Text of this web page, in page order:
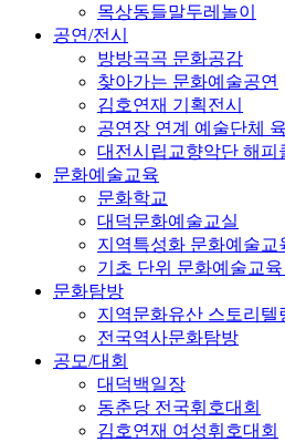
목상동들말두레놀이
공연/전시
방방곡곡 문화공감
찾아가는 문화예술공연
김호연재 기획전시
공연장 연계 예술단체
대전시립교향악단 해피
문화예술교육
문화학교
대덕문화예술교실
지역특성화 문화예술교
기초 단위 문화예술교
문화탐방
지역문화유산 스토리텔
전국역사문화탐방
공모/대회
대덕백일장
동춘당 전국휘호대회
김호연재 여성휘호대회